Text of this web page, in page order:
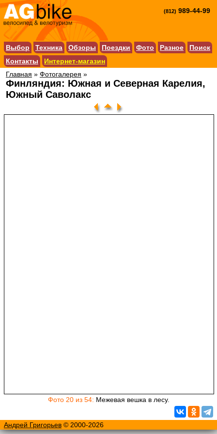
(812) 989-44-99
Выбор Техника Обзоры Поездки Фото Разное
Поиск
Контакты
Интернет-магазин
Главная » Фотогалерея »
Финляндия: Южная и Северная Карелия,
Южный Саволакс
Фото 20 из 54: Межевая вешка в лесу.
Андрей Григорьев © 2000-2026